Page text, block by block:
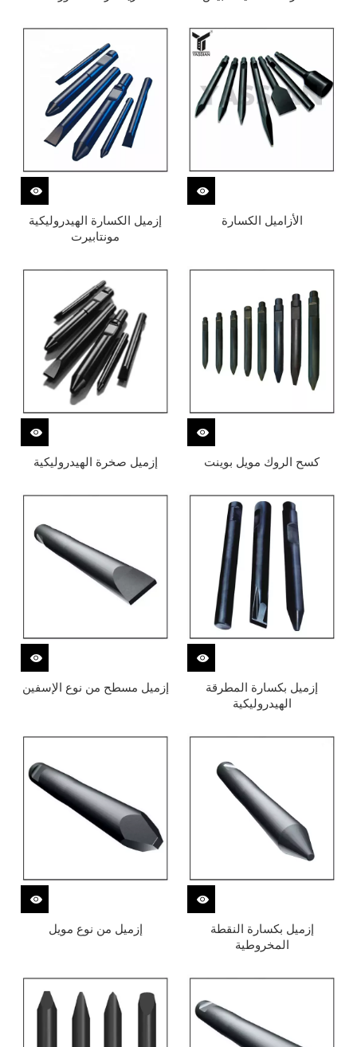
الأزاميل الكسارة
إزميل الكسارة الهيدروليكية
مونتابيرت
كسح الروك مويل بوينت إزميل صخرة الهيدروليكية
إزميل بكسارة المطرقة
الهيدروليكية
إزميل مسطح من نوع الإسفين
إزميل بكسارة النقطة
المخروطية
إزميل من نوع مويل